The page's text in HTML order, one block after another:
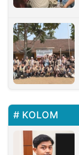
KOLOM